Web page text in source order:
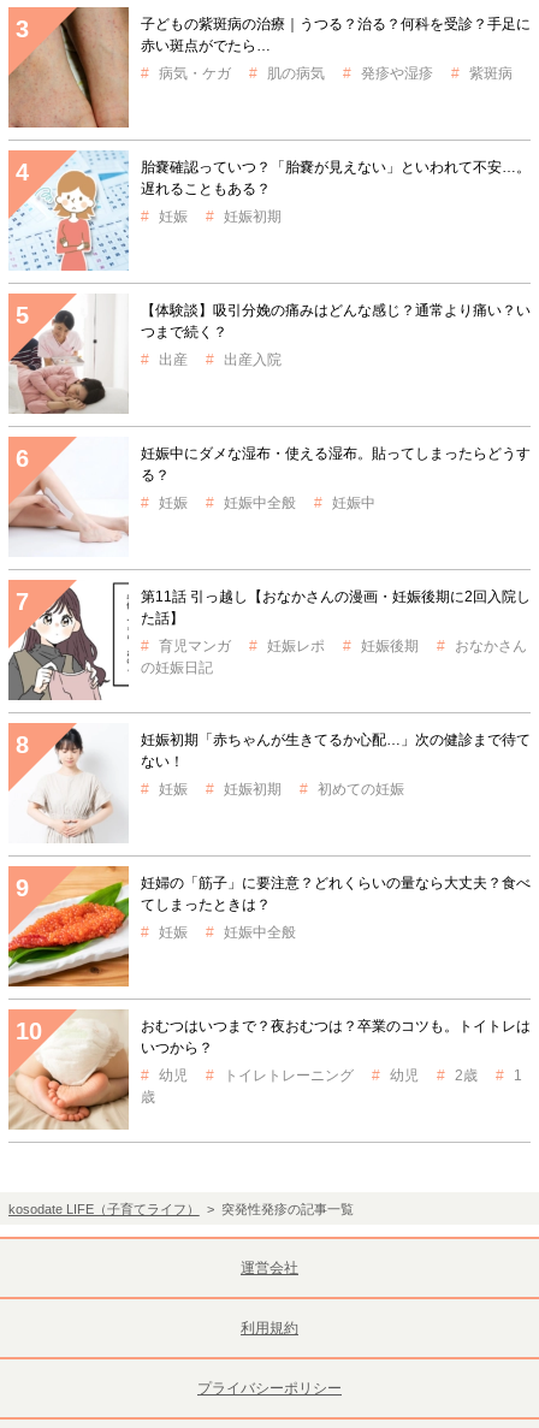
子どもの紫斑病の治療｜うつる？治る？何科を受診？手足に
赤い斑点がでたら…
病気・ケガ
肌の病気 発疹や湿疹 紫斑病
胎嚢確認っていつ？「胎嚢が見えない」といわれて不安…。
遅れることもある？
妊娠
妊娠初期
【体験談】吸引分娩の痛みはどんな感じ？通常より痛い？い
つまで続く？
出産
出産入院
妊娠中にダメな湿布・使える湿布。貼ってしまったらどうす
る？
妊娠
妊娠中全般 妊娠中
第11話 引っ越し【おなかさんの漫画・妊娠後期に2回入院し
た話】
育児マンガ
妊娠レポ 妊娠後期
おなかさん
の妊娠日記
妊娠初期「赤ちゃんが生きてるか心配…」次の健診まで待て
ない！
妊娠
妊娠初期 初めての妊娠
妊婦の「筋子」に要注意？どれくらいの量なら大丈夫？食べ
てしまったときは？
妊娠
妊娠中全般
おむつはいつまで？夜おむつは？卒業のコツも。トイトレは
いつから？
幼児
トイレトレーニング 幼児 2歳
1
歳
kosodate LIFE（子育てライフ） > 突発性発疹の記事一覧
運営会社
利用規約
プライバシーポリシー